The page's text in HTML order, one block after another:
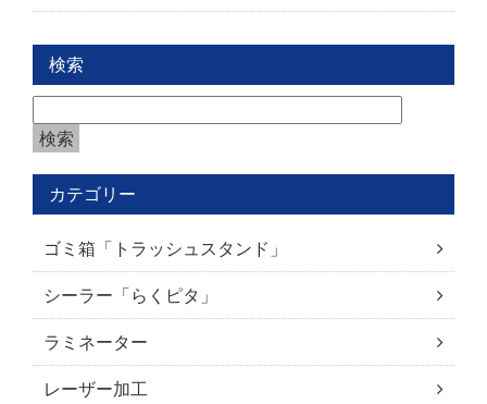
検索
カテゴリー
ゴミ箱「トラッシュスタンド」
シーラー「らくピタ」
ラミネーター
レーザー加工